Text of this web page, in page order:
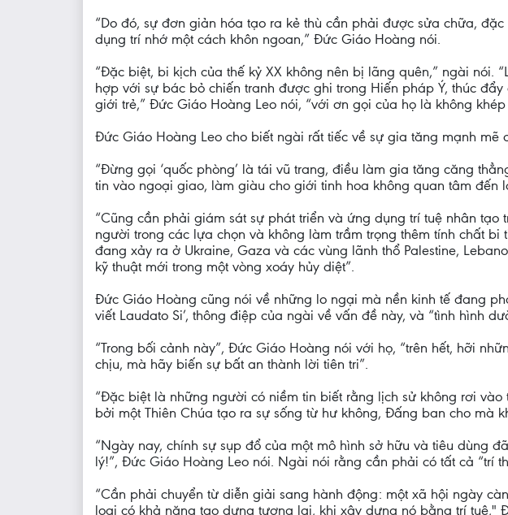
“Do đó, sự đơn giản hóa tạo ra kẻ thù cần phải được sửa chữa,
dụng trí nhớ một cách khôn ngoan,” Đức Giáo Hoàng nói.
“Đặc biệt, bi kịch của thế kỷ XX không nên bị lãng quên,” ngài nói.
hợp với sự bác bỏ chiến tranh được ghi trong Hiến pháp Ý, thúc
giới trẻ,” Đức Giáo Hoàng Leo nói, “với ơn gọi của họ là không
Đức Giáo Hoàng Leo cho biết ngài rất tiếc về sự gia tăng mạnh
“Đừng gọi ‘quốc phòng’ là tái vũ trang, điều làm gia tăng căng
tin vào ngoại giao, làm giàu cho giới tinh hoa không quan tâm đến
“Cũng cần phải giám sát sự phát triển và ứng dụng trí tuệ nhân
người trong các lựa chọn và không làm trầm trọng thêm tính chất
đang xảy ra ở Ukraine, Gaza và các vùng lãnh thổ Palestine,
kỹ thuật mới trong một vòng xoáy hủy diệt”.
Đức Giáo Hoàng cũng nói về những lo ngại mà nền kinh tế đang
viết Laudato Si’, thông điệp của ngài về vấn đề này, và “tình hình
“Trong bối cảnh này”, Đức Giáo Hoàng nói với họ, “trên hết, hỡi
chịu, mà hãy biến sự bất an thành lời tiên tri”.
“Đặc biệt là những người có niềm tin biết rằng lịch sử không rơi
bởi một Thiên Chúa tạo ra sự sống từ hư không, Đấng ban cho mà
“Ngày nay, chính sự sụp đổ của một mô hình sở hữu và tiêu dùng
lý!”, Đức Giáo Hoàng Leo nói. Ngài nói rằng cần phải có tất cả “trí
“Cần phải chuyển từ diễn giải sang hành động: một xã hội ngày
loại có khả năng tạo dựng tương lai, khi xây dựng nó bằng trí tuệ,"